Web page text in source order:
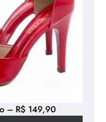
– R$ 149,90